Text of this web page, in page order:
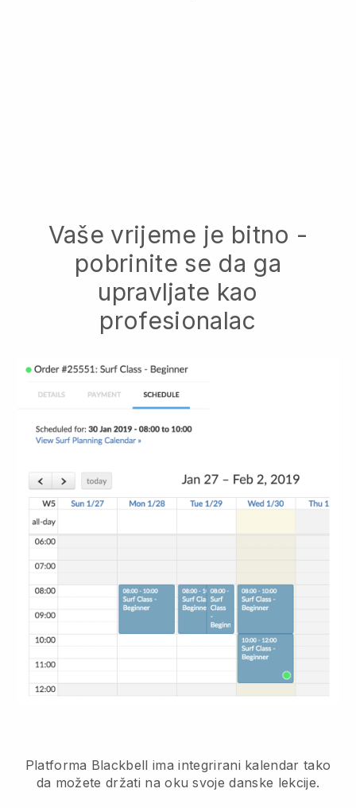
Vaše vrijeme je bitno -
pobrinite se da ga
upravljate kao
profesionalac
Platforma Blackbell imaintegrirani kalendar tako
da možete držati na oku svoje danske lekcije.